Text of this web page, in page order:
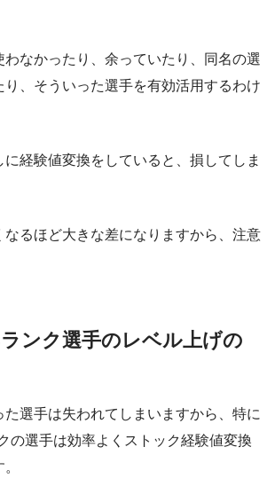
わなかったり、余っていたり、同名の選
り、そういった選手を有効活用するわけ
に経験値変換をしていると、損してしま
なるほど大きな差になりますから、注意
ンク選手のレベル上げの
選手は失われてしまいますから、特に
の選手は効率よくストック経験値変換